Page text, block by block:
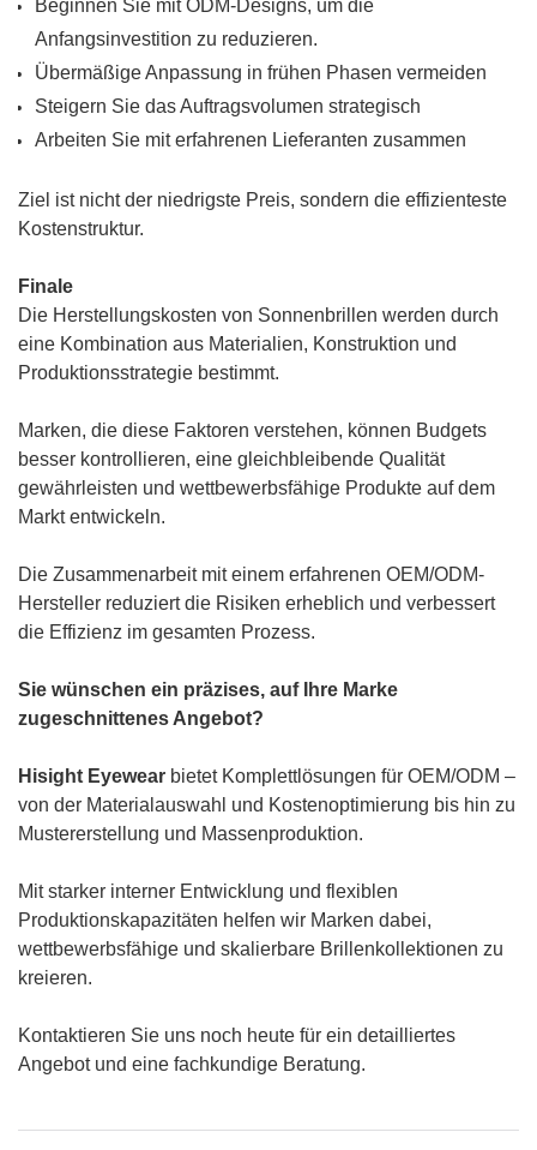
Beginnen Sie mit ODM-Designs, um die
Anfangsinvestition zu reduzieren.
Übermäßige Anpassung in frühen Phasen vermeiden
Steigern Sie das Auftragsvolumen strategisch
Arbeiten Sie mit erfahrenen Lieferanten zusammen
Ziel ist nicht der niedrigste Preis, sondern die effizienteste
Kostenstruktur.
Finale
Die Herstellungskosten von Sonnenbrillen werden durch
eine Kombination aus Materialien, Konstruktion und
Produktionsstrategie bestimmt.
Marken, die diese Faktoren verstehen, können Budgets
besser kontrollieren, eine gleichbleibende Qualität
gewährleisten und wettbewerbsfähige Produkte auf dem
Markt entwickeln.
Die Zusammenarbeit mit einem erfahrenen OEM/ODM-
Hersteller reduziert die Risiken erheblich und verbessert
die Effizienz im gesamten Prozess.
Sie wünschen ein präzises, auf Ihre Marke
zugeschnittenes Angebot?
Hisight Eyewear bietet Komplettlösungen für OEM/ODM –
von der Materialauswahl und Kostenoptimierung bis hin zu
Mustererstellung und Massenproduktion.
Mit starker interner Entwicklung und flexiblen
Produktionskapazitäten helfen wir Marken dabei,
wettbewerbsfähige und skalierbare Brillenkollektionen zu
kreieren.
Kontaktieren Sie uns noch heute für ein detailliertes
Angebot und eine fachkundige Beratung.